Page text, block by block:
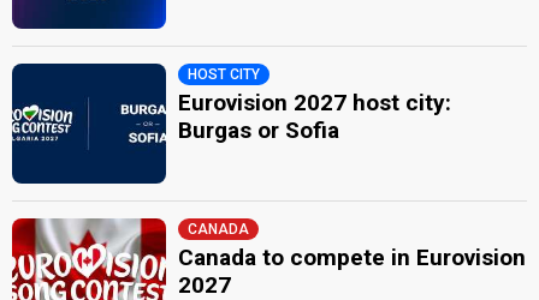
HOST CITY
Eurovision 2027 host city:
Burgas or Sofia
CANADA
Canada to compete in Eurovision
2027